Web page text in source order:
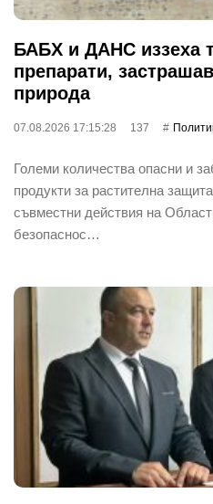
БАБХ и ДАНС иззеха
препарати,
природа
07.08.2026 17:15:28 137
Големи количества опасни и
продукти за растителна
съвместни действия на
безопаснос…